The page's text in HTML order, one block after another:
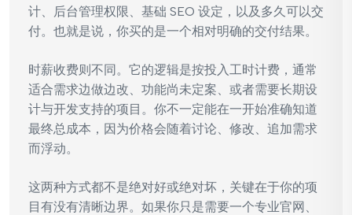
计、后台管理权限、基础 SEO 设定，以及多久可以交
付。也就是说，你买的是一个相对明确的交付结果。
时薪收费则不同。它的逻辑是按投入工时计费，通常
适合需求边做边改、功能尚未定案、或者需要长期设
计与开发支持的项目。你不一定能在一开始准确知道
最终总成本，因为价格会随着讨论、修改、追加需求
而浮动。
这两种方式都不是绝对好或绝对坏，关键在于你的项
目有没有清晰边界。如果你只是需要一个专业官网、